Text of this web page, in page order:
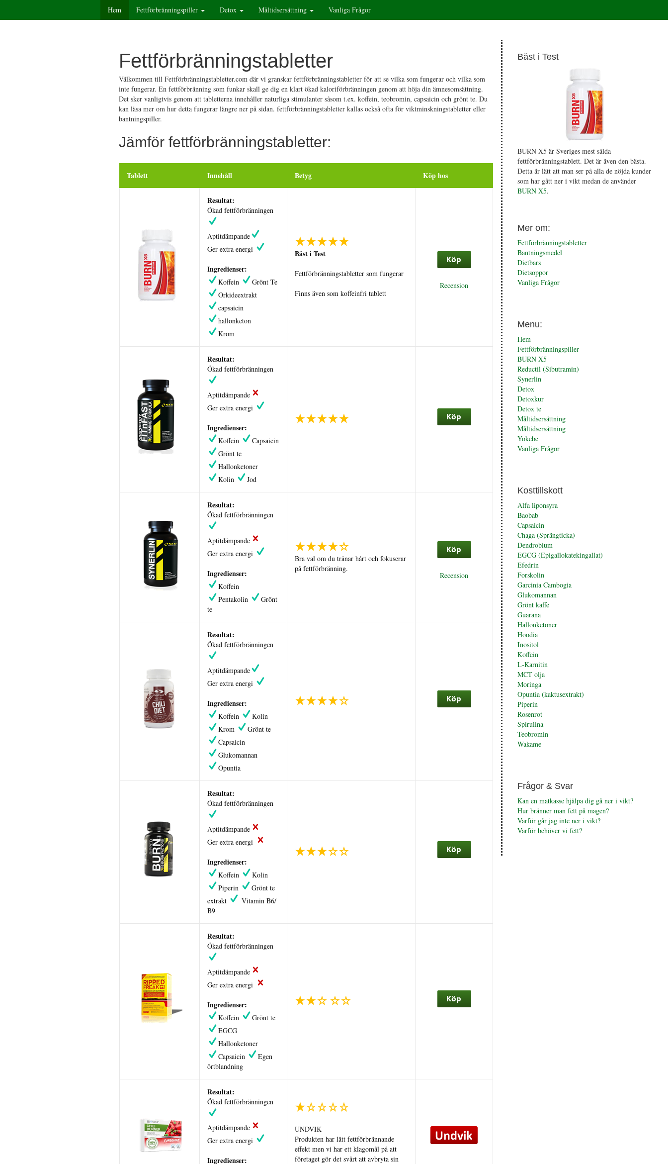
Hem Fettförbränningspiller Detox Måltidsersättning Vanliga Frågor
Fettförbränningstabletter
Välkommen till Fettförbränningstabletter.com där vi granskar fettförbränningstabletter för att se vilka som fungerar och vilka som
inte fungerar. En fettförbränning som funkar skall ge dig en klart ökad kaloriförbränningen genom att höja din ämnesomsättning.
Det sker vanligtvis genom att tabletterna innehåller naturliga stimulanter såsom t.ex. koffein, teobromin, capsaicin och grönt te. Du
kan läsa mer om hur detta fungerar längre ner på sidan. fettförbränningstabletter kallas också ofta för viktminskningstabletter eller
bantningspiller.
Jämför fettförbränningstabletter:
Tablett Innehåll Betyg Köp hos
Resultat:
Ökad fettförbränningen
Aptitdämpande
Ger extra energi
Ingredienser:
Koffein
Grönt Te
Orkideextrakt
capsaicin
hallonketon
Krom
Bäst i Test
Fettförbränningstabletter som fungerar
Finns även som koffeinfri tablett
Recension
Resultat:
Ökad fettförbränningen
Aptitdämpande
Ger extra energi
Ingredienser:
Koffein
Capsaicin
Grönt te
Hallonketoner
Kolin
Jod
Resultat:
Ökad fettförbränningen
Aptitdämpande
Ger extra energi
Ingredienser:
Koffein
Pentakolin
Grönt
te
Bra val om du tränar hårt och fokuserar
på fettförbränning.
Recension
Resultat:
Ökad fettförbränningen
Aptitdämpande
Ger extra energi
Ingredienser:
Koffein
Kolin
Krom
Grönt te
Capsaicin
Glukomannan
Opuntia
Resultat:
Ökad fettförbränningen
Aptitdämpande
Ger extra energi
Ingredienser:
Koffein
Kolin
Piperin
Grönt te
extrakt
Vitamin B6/
B9
Resultat:
Ökad fettförbränningen
Aptitdämpande
Ger extra energi
Ingredienser:
Koffein
Grönt te
EGCG
Hallonketoner
Capsaicin
Egen
örtblandning
Resultat:
Ökad fettförbränningen
Aptitdämpande
Ger extra energi
Ingredienser:
UNDVIK
Produkten har lätt fettförbrännande
effekt men vi har ett klagomål på att
företaget gör det svårt att avbryta sin
Bäst i Test
BURN X5 är Sveriges mest sålda
fettförbränningstablett. Det är även den bästa.
Detta är lätt att man ser på alla de nöjda kunder
som har gått ner i vikt medan de använder
BURN X5.
Mer om:
Fettförbränningstabletter
Bantningsmedel
Dietbars
Dietsoppor
Vanliga Frågor
Menu:
Hem
Fettförbränningspiller
BURN X5
Reductil (Sibutramin)
Synerlin
Detox
Detoxkur
Detox te
Måltidsersättning
Måltidsersättning
Yokebe
Vanliga Frågor
Kosttillskott
Alfa liponsyra
Baobab
Capsaicin
Chaga (Sprängticka)
Dendrobium
EGCG (Epigallokatekingallat)
Efedrin
Forskolin
Garcinia Cambogia
Glukomannan
Grönt kaffe
Guarana
Hallonketoner
Hoodia
Inositol
Koffein
L-Karnitin
MCT olja
Moringa
Opuntia (kaktusextrakt)
Piperin
Rosenrot
Spirulina
Teobromin
Wakame
Frågor & Svar
Kan en matkasse hjälpa dig gå ner i vikt?
Hur bränner man fett på magen?
Varför går jag inte ner i vikt?
Varför behöver vi fett?